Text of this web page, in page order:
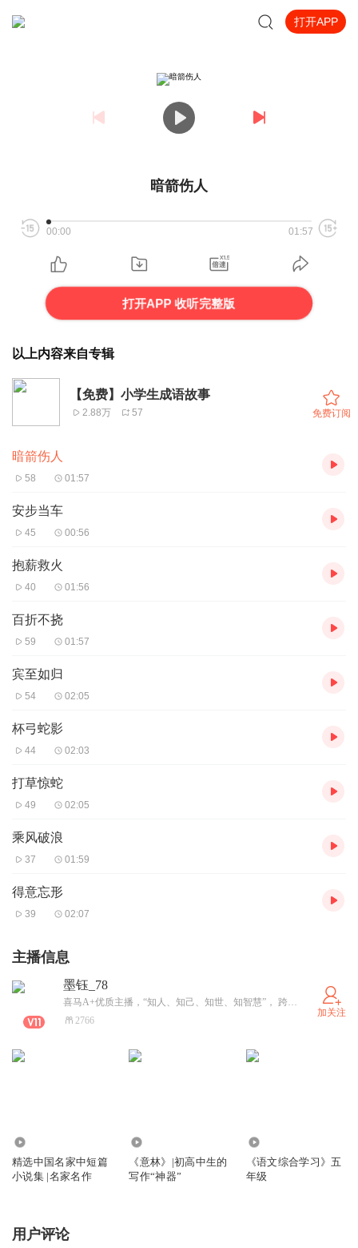
打开APP
暗箭伤人
00:00 01:57
打开APP 收听完整版
以上内容来自专辑
【免费】小学生成语故事
2.88万 57 免费订阅
暗箭伤人
58 01:57
安步当车
45 00:56
抱薪救火
40 01:56
百折不挠
59 01:57
宾至如归
54 02:05
杯弓蛇影
44 02:03
打草惊蛇
49 02:05
乘风破浪
37 01:59
得意忘形
39 02:07
主播信息
墨钰_78
喜马A+优质主播，“知人、知己、知世、知智慧”， 跨界江湖，兴趣而来。一路同行，感谢相伴。
2766
加关注
精选中国名家中短篇
小说集 |名家名作
《意林》|初高中生的
写作“神器”
《语文综合学习》五
年级
用户评论